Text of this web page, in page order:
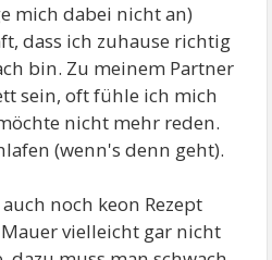
mich dabei nicht an)
dass ich zuhause richtig
bin. Zu meinem Partner
sein, oft fühle ich mich
nicht mehr reden.
(wenn's denn geht).
noch keon Rezept
vielleicht gar nicht